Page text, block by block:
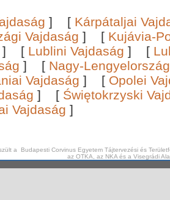
] [ Kárpátaljai
Vajdaság ] [ Kujávia-
] [ Lublini Vajdaság ] [
] [ Nagy-
Vajdaság ] [ Opolei
] [ Świętokrzyski
Vajdaság ]
a Budapesti Corvinus Egyetem Tájtervezési és
az OTKA, az NKA és a Visegrádi